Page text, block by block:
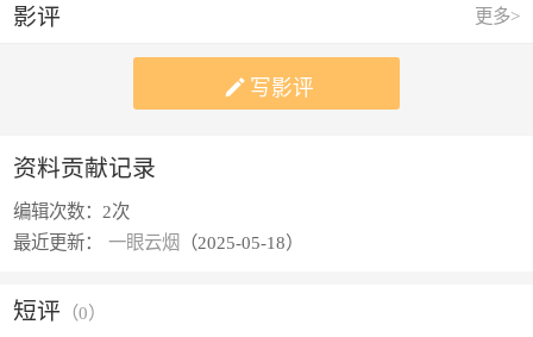
更多>
影评
 写影评
资料贡献记录
编辑次数： 2次
最近更新：
一眼云烟 （2025-05-18）
短评 （0）